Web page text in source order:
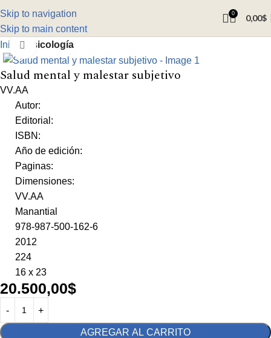
Skip to navigation
Skip to main content
0 0,00$
Inicio Psicología
Click to enlarge
Salud mental y malestar subjetivo
VV.AA
Autor:
Editorial:
ISBN:
Año de edición:
Paginas:
Dimensiones:
VV.AA
Manantial
978-987-500-162-6
2012
224
16 x 23
20.500,00$
AGREGAR AL CARRITO